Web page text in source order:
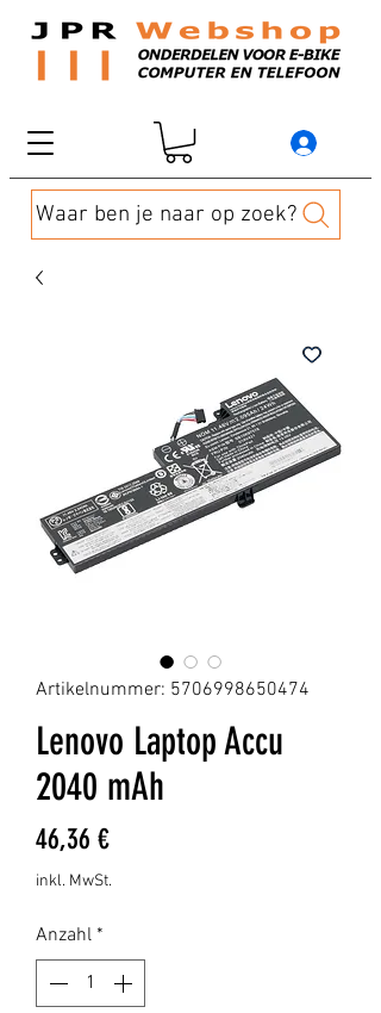
Waar ben je naar op zoek?
Artikelnummer: 5706998650474
Lenovo Laptop Accu
2040 mAh
46,36 €Preis
inkl. MwSt.
Anzahl *